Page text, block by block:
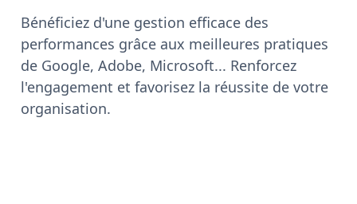
Bénéficiez d'une gestion efficace des
performances grâce aux meilleures pratiques
de Google, Adobe, Microsoft... Renforcez
l'engagement et favorisez la réussite de votre
organisation.